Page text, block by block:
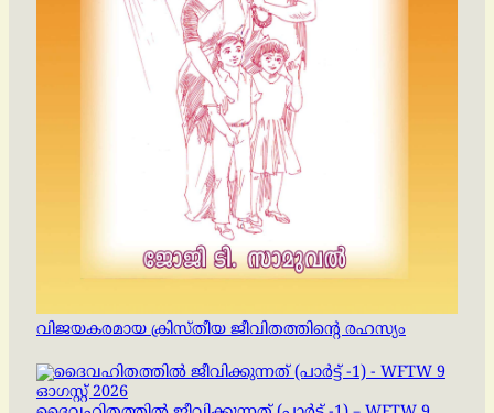
വിജയകരമായ ക്രിസ്തീയ ജീവിതത്തിന്റെ രഹസ്യം